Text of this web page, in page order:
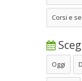
Corsi e
Oggi